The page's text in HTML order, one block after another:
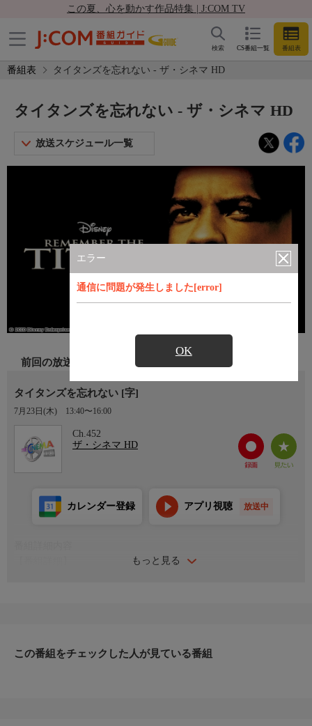
この夏、心を動かす作品特集 | J:COM TV
CS番組一覧 番組表
検索
番組表 タイタンズを忘れない - ザ・シネマ HD
エラー
通信に問題が発生しました[error]
OK
タイタンズを忘れない - ザ・シネマ HD
放送スケジュール一覧
前回の放送
タイタンズを忘れない [字]
7月23日(木) 13:40〜16:00
Ch.452
ザ・シネマ HD
もっと見る
カレンダー登録 アプリ視聴 放送中
【出演】デンゼル・ワシントン、ライアン・ハースト、ウィル・
この番組をチェックした人が見ている番組